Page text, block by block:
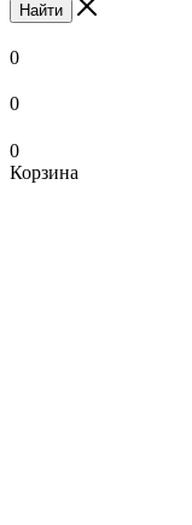
Найти
0
0
0
Корзина